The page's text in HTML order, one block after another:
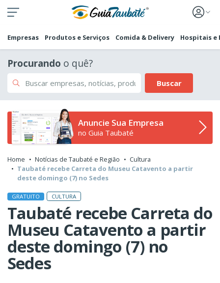
Empresas Produtos e Serviços Comida & Delivery Hospitais e
Procurando o quê?
Buscar
Anuncie Sua Empresa
no Guia Taubaté
Home Notícias de Taubaté e Região
Cultura
Taubaté recebe Carreta do Museu Catavento a partir
deste domingo (7) no Sedes
GRATUITO CULTURA
Taubaté recebe Carreta do
Museu Catavento a partir
deste domingo (7) no
Sedes